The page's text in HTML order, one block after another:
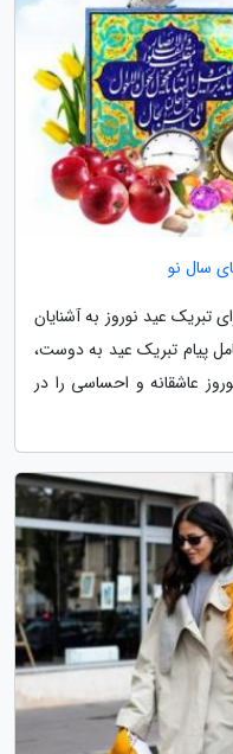
سال نو
تبریک عید نوروز به آشنایان
پیام تبریک عید به دوست،
عاشقانه و احساسی را در